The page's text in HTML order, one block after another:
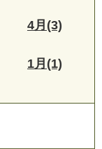
4月(3)
1月(1)